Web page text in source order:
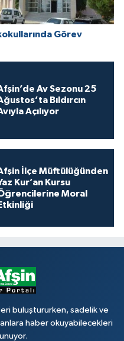
Görev
Av Sezonu 25
Bıldırcın
Açılıyor
İlçe Müftülüğünden
Kur’an Kursu
Moral
buluştururken, sadelik ve
haber okuyabilecekleri